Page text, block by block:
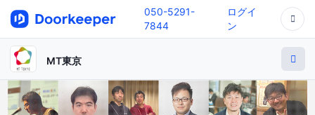
050-5291-
7844
ログイ
ン
MT東京